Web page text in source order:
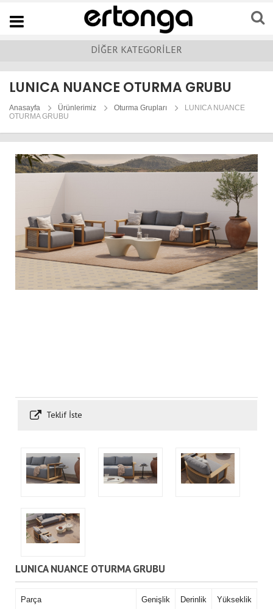
Navigation
DİĞER KATEGORİLER
LUNICA NUANCE OTURMA GRUBU
Anasayfa Ürünlerimiz Oturma Grupları
LUNICA NUANCE
OTURMA GRUBU
Teklif İste
LUNICA NUANCE OTURMA GRUBU
Parça Genişlik Derinlik Yükseklik